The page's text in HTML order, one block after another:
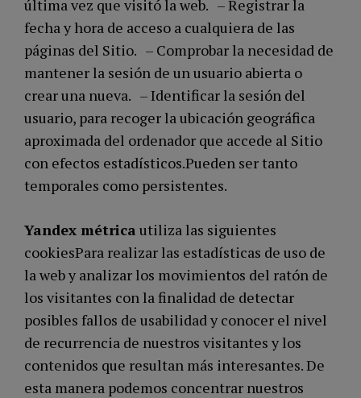
última vez que visitó la web. – Registrar la
fecha y hora de acceso a cualquiera de las
páginas del Sitio. – Comprobar la necesidad de
mantener la sesión de un usuario abierta o
crear una nueva. – Identificar la sesión del
usuario, para recoger la ubicación geográfica
aproximada del ordenador que accede al Sitio
con efectos estadísticos.Pueden ser tanto
temporales como persistentes.
Yandex métrica utiliza las siguientes
cookiesPara realizar las estadísticas de uso de
la web y analizar los movimientos del ratón de
los visitantes con la finalidad de detectar
posibles fallos de usabilidad y conocer el nivel
de recurrencia de nuestros visitantes y los
contenidos que resultan más interesantes. De
esta manera podemos concentrar nuestros